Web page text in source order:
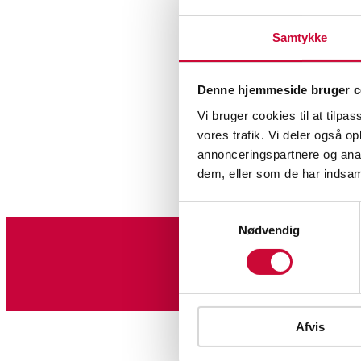
Samtykke
Denne hjemmeside bruger
Vi bruger cookies til at
vores trafik. Vi deler også
annonceringspartnere og
dem, eller som de har
Nødvendig
Afvis
Silver,
Sign up for our